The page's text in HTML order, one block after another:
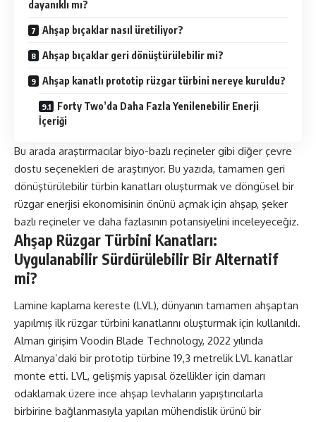
dayanıklı mı?
Ahşap bıçaklar nasıl üretiliyor?
Ahşap bıçaklar geri dönüştürülebilir mi?
Ahşap kanatlı prototip rüzgar türbini nereye kuruldu?
Forty Two’da Daha Fazla Yenilenebilir Enerji
İçeriği
Bu arada araştırmacılar biyo-bazlı reçineler gibi diğer çevre
dostu seçenekleri de araştırıyor. Bu yazıda, tamamen geri
dönüştürülebilir türbin kanatları oluşturmak ve döngüsel bir
rüzgar enerjisi ekonomisinin önünü açmak için ahşap, şeker
bazlı reçineler ve daha fazlasının potansiyelini inceleyeceğiz.
Ahşap Rüzgar Türbini Kanatları:
Uygulanabilir Sürdürülebilir Bir Alternatif
mi?
Lamine kaplama kereste (LVL), dünyanın tamamen ahşaptan
yapılmış ilk rüzgar türbini kanatlarını oluşturmak için kullanıldı.
Alman girişim Voodin Blade Technology, 2022 yılında
Almanya’daki bir prototip türbine 19,3 metrelik LVL kanatlar
monte etti. LVL, gelişmiş yapısal özellikler için damarı
odaklamak üzere ince ahşap levhaların yapıştırıcılarla
birbirine bağlanmasıyla yapılan mühendislik ürünü bir